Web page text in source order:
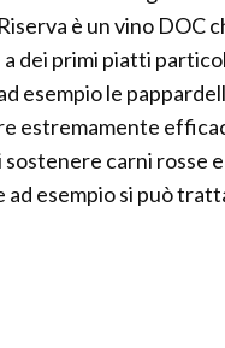
è un vino DOC
dei primi piatti
esempio le
estremamente
carni rosse e
ad esempio si può